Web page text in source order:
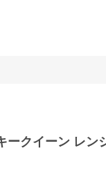
ークイーン レン